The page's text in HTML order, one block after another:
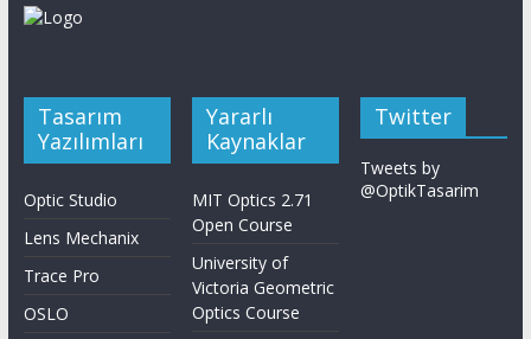
Tasarım
Yazılımları
Optic Studio
Lens Mechanix
Trace Pro
OSLO
Yararlı
Kaynaklar
MIT Optics 2.71
Open Course
University of
Victoria Geometric
Optics Course
Twitter
Tweets by
@OptikTasarim